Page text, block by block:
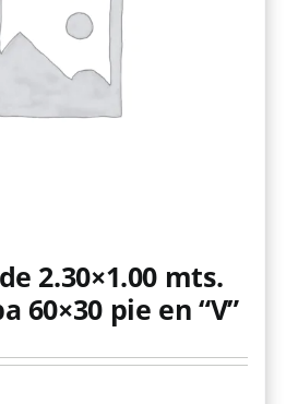
2.30×1.00 mts.
60×30 pie en “V”